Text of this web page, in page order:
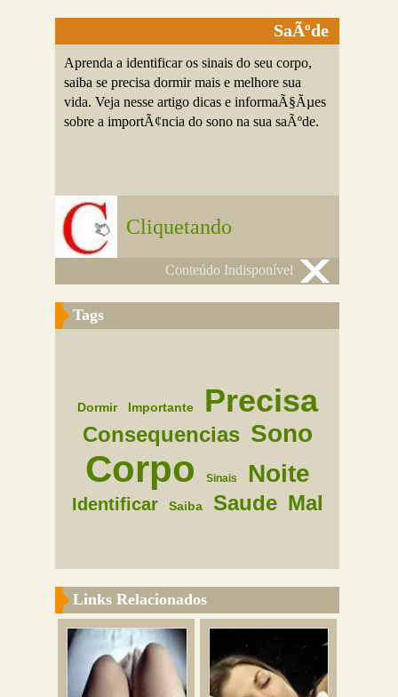
SaÃºde
Aprenda a identificar os sinais do seu corpo,
saiba se precisa dormir mais e melhore sua
vida. Veja nesse artigo dicas e informaÃ§Ãµes
sobre a importÃ¢ncia do sono na sua saÃºde.
Cliquetando
Conteúdo Indisponível
Tags
Dormir Importante Precisa
Consequencias Sono
Corpo Sinais Noite
Identificar Saiba Saude Mal
Links Relacionados